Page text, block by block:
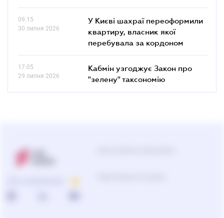
09.15
30 липня 2026
У Києві шахраї переоформили
квартиру, власник якої
перебувала за кордоном
17.05
29 липня 2026
Кабмін узгоджує Закон про
"зелену" таксономію